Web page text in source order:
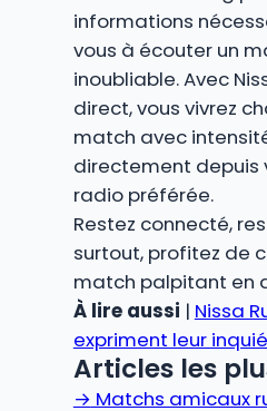
informations
vous à écouter un
inoubliable. Avec
direct, vous vivrez
match avec
directement depuis
radio préférée.
Restez connecté,
surtout, profitez de
match palpitant en
À lire aussi | Nissa
expriment leur
Articles les
→ Matchs amicaux